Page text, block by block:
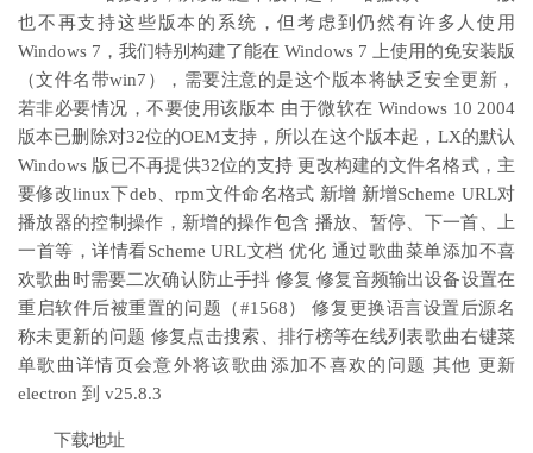
也不再支持这些版本的系统，但考虑到仍然有许多人使用
Windows 7，我们特别构建了能在 Windows 7 上使用的免安装版
（文件名带win7），需要注意的是这个版本将缺乏安全更新，
若非必要情况，不要使用该版本 由于微软在 Windows 10 2004
版本已删除对32位的OEM支持，所以在这个版本起，LX的默认
Windows 版已不再提供32位的支持 更改构建的文件名格式，主
要修改linux下deb、rpm文件命名格式 新增 新增Scheme URL对
播放器的控制操作，新增的操作包含 播放、暂停、下一首、上
一首等，详情看Scheme URL文档 优化 通过歌曲菜单添加不喜
欢歌曲时需要二次确认防止手抖 修复 修复音频输出设备设置在
重启软件后被重置的问题（#1568） 修复更换语言设置后源名
称未更新的问题 修复点击搜索、排行榜等在线列表歌曲右键菜
单歌曲详情页会意外将该歌曲添加不喜欢的问题 其他 更新
electron 到 v25.8.3
下载地址